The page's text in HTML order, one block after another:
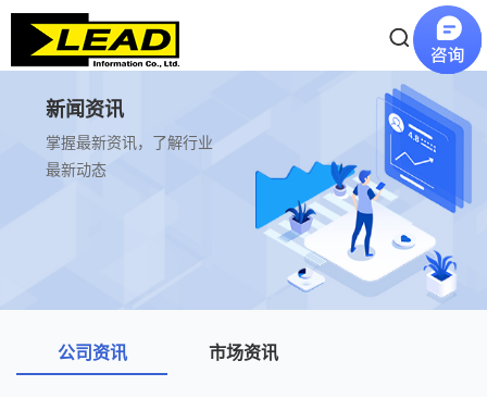
新闻资讯
掌握最新资讯，了解行业
最新动态
公司资讯 市场资讯